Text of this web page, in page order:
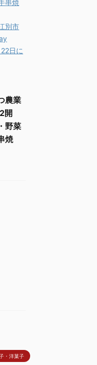
串焼
別市
日に
農業
開
野菜
焼
・洋菓子